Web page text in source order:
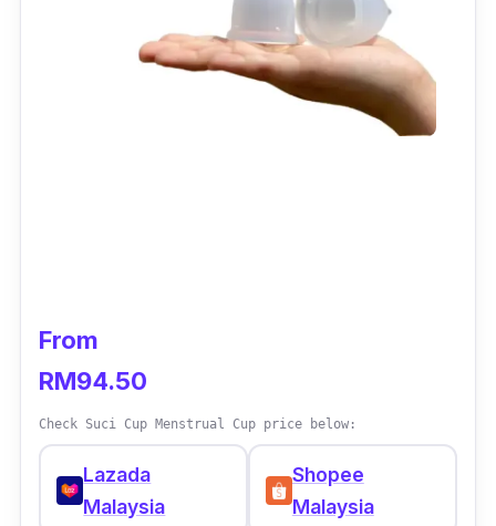
From
RM94.50
Check Suci Cup Menstrual Cup price below:
Lazada
Malaysia
Shopee
Malaysia